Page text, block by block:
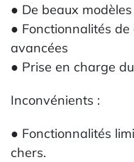
● De beaux modèles
● Fonctionnalités
avancées
● Prise en charge
Inconvénients :
● Fonctionnalités
chers.